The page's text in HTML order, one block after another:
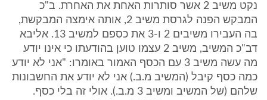
נקט משיב 2 אשר סותרות האחת את האחרת. ב"כ
המבקש הפנה לגרסת משיב 2, אותה אימצה המבקשת,
בה העבירו משיבים 2 ו-3 את כספם למשיב 13. אליבא
דב"כ המשיב, משיב 2 עצמו טוען בהודעתו כי אינו יודע
מה עשה משיב 3 עם הכסף האמור באומרו: "אני לא יודע
כמה כסף קיבל (המשיב מ.ב.) אני לא יודע את החשבונות
שלהם (של המשיב ומשיב 3 מ.ב.). אולי זה בלי כסף.